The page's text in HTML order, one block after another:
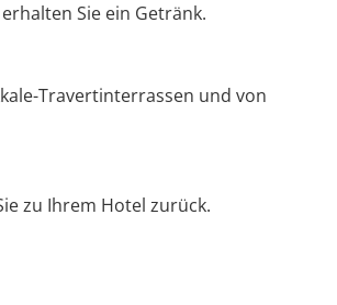
Sie ein Getränk.
Travertinterrassen und von
zu Ihrem Hotel zurück.